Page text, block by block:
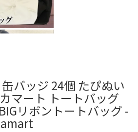
バッジ 24個 たぴぬい
マート トートバッグ
リボントートバッグ -